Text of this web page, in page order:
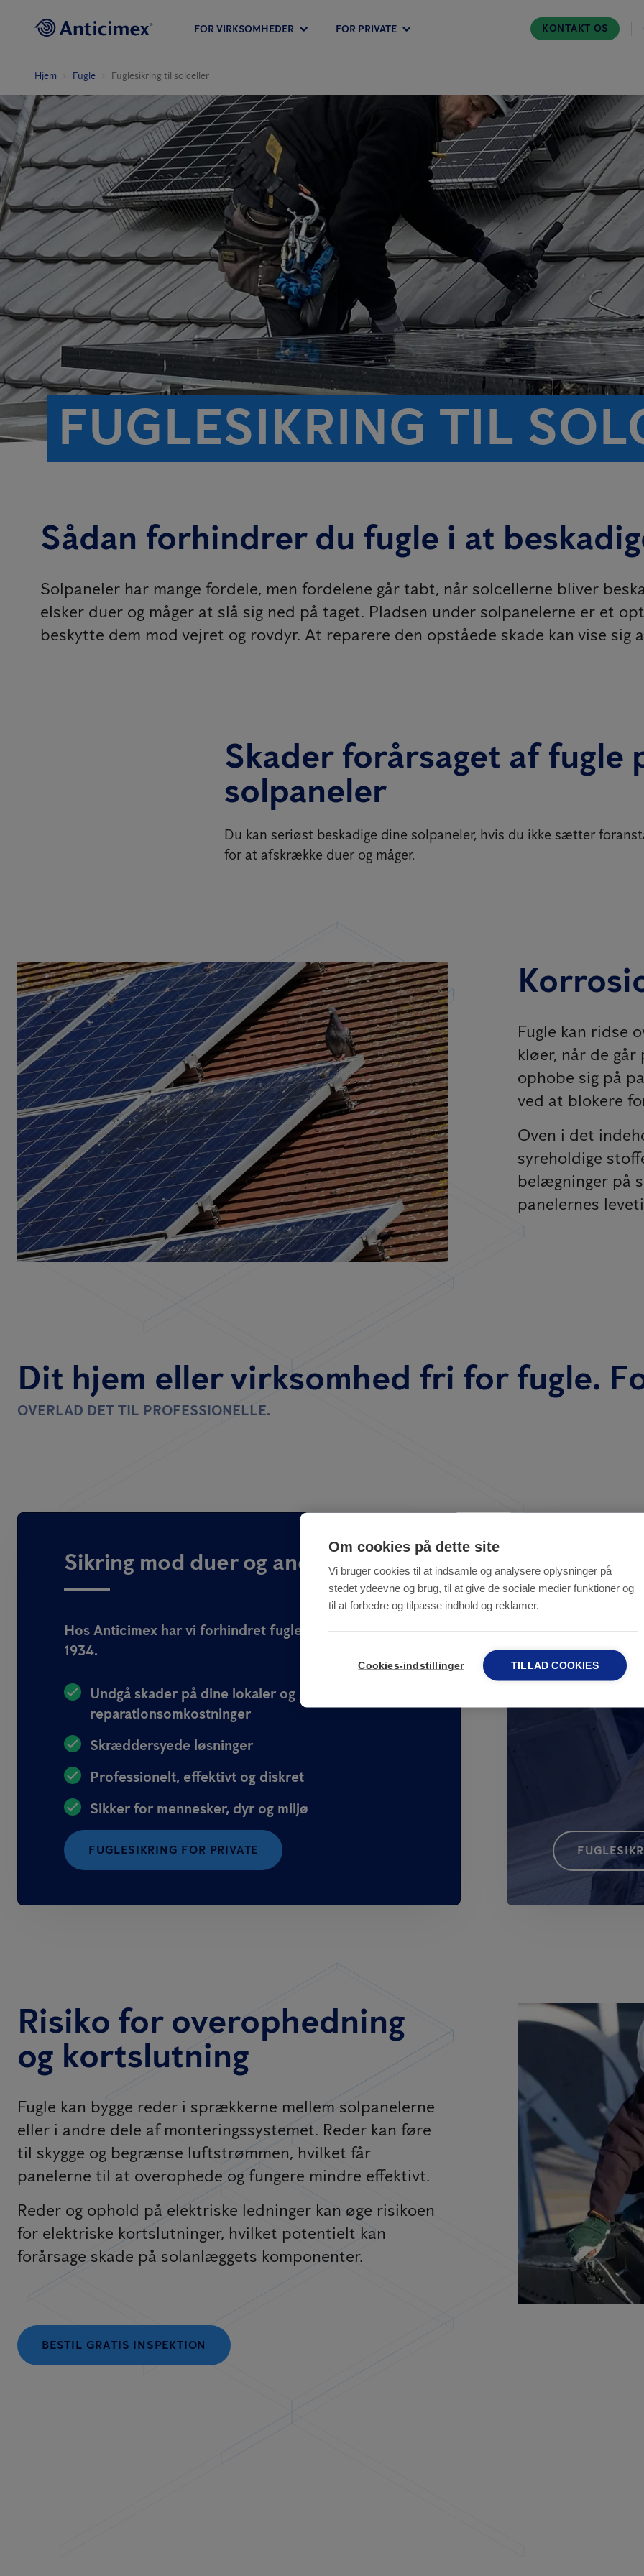
FOR VIRKSOMHEDER FOR PRIVATE KONTAKT OS
Hjem Fugle Fuglesikring til solceller
FUGLESIKRING TIL
Sådan forhindrer du fugle i at
Solpaneler har mange fordele, men fordelene går tabt, når solcellerne bliver
elsker duer og måger at slå sig ned på taget. Pladsen under solpanelerne er et
beskytte dem mod vejret og rovdyr. At reparere den opståede skade kan vise sig
Skader forårsaget af fugle
solpaneler
Du kan seriøst beskadige dine solpaneler, hvis du ikke sætter
for at afskrække duer og måger.
Fugle kan ridse
kløer, når de
ophobe sig på
ved at blokere
Oven i det
syreholdige
belægninger på
panelernes
Dit hjem eller virksomhed fri for fugle.
OVERLAD DET TIL PROFESSIONELLE.
Sikring mod duer og andre fugle
Hos Anticimex har vi forhindret fugleproblemer siden
1934.
Undgå skader på dine lokaler og
reparationsomkostninger
Skræddersyede løsninger
Professionelt, effektivt og diskret
Sikker for mennesker, dyr og miljø
FUGLESIKRING FOR PRIVATE
byer
Risiko for overophedning
og kortslutning
Fugle kan bygge reder i sprækkerne mellem solpanelerne
eller i andre dele af monteringssystemet. Reder kan føre
til skygge og begrænse luftstrømmen, hvilket får
panelerne til at overophede og fungere mindre effektivt.
Reder og ophold på elektriske ledninger kan øge risikoen
for elektriske kortslutninger, hvilket potentielt kan
forårsage skade på solanlæggets komponenter.
BESTIL GRATIS INSPEKTION
Om cookies på dette site
Vi bruger cookies til at indsamle og analysere oplysninger på
stedet ydeevne og brug, til at give de sociale medier funktioner og
til at forbedre og tilpasse indhold og reklamer.
Cookies-indstillinger TILLAD COOKIES